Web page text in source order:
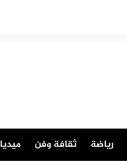
رياضة ثقافة وفن ميديا